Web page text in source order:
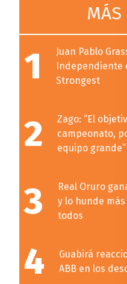
MÁS
1
Juan Pablo
Independiente
Strongest
2
Zago: “El
campeonato,
equipo grande”
3
Real Oruro
y lo hunde
todos
4
Guabirá
ABB en los